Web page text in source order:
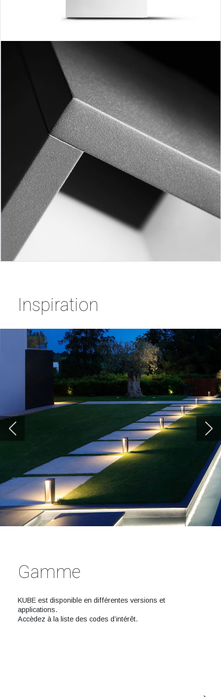
Inspiration
Gamme
KUBE est disponible en différentes versions et
applications.
Accèdez à la liste des codes d’intérêt.